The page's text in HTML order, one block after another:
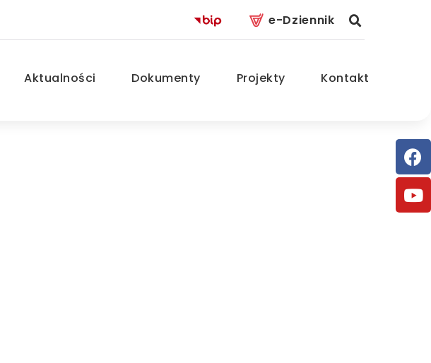
e-Dziennik
Aktualności Dokumenty Projekty Kontakt